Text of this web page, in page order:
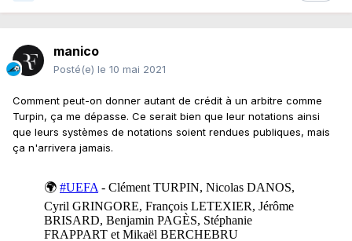
manico
Posté(e) le 10 mai 2021
Comment peut-on donner autant de crédit à un arbitre comme
Turpin, ça me dépasse. Ce serait bien que leur notations ainsi
que leurs systèmes de notations soient rendues publiques, mais
ça n'arrivera jamais.